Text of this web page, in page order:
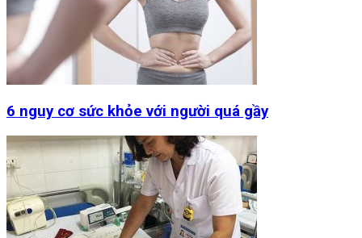
6 nguy cơ sức khỏe với người quá gầy